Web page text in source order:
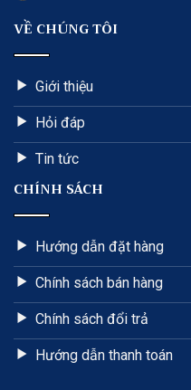
VỀ CHÚNG TÔI
Giới thiệu
Hỏi đáp
Tin tức
CHÍNH SÁCH
Hướng dẫn đặt hàng
Chính sách bán hàng
Chính sách đổi trả
Hướng dẫn thanh toán